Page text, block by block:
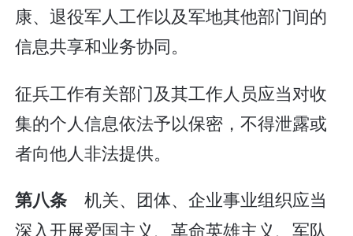
康、退役军人工作以及军地其他部门间的
信息共享和业务协同。
征兵工作有关部门及其工作人员应当对收
集的个人信息依法予以保密，不得泄露或
者向他人非法提供。
第八条 机关、团体、企业事业组织应当
深入开展爱国主义、革命英雄主义、军队